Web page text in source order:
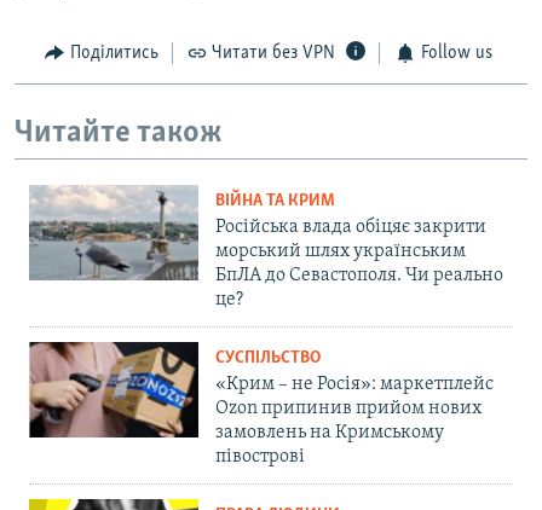
Поділитись Читати без VPN Follow us
Читайте також
ВІЙНА ТА КРИМ
Російська влада обіцяє закрити
морський шлях українським
БпЛА до Севастополя. Чи реально
це?
СУСПІЛЬСТВО
«Крим – не Росія»: маркетплейс
Ozon припинив прийом нових
замовлень на Кримському
півострові